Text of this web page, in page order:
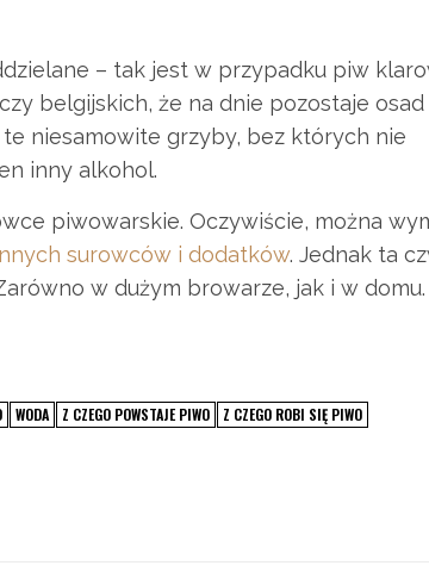
– tak jest w przypadku piw
belgijskich, że na dnie pozostaje osad
niesamowite grzyby, bez których nie
inny alkohol.
piwowarskie. Oczywiście, można
surowców i dodatków. Jednak ta
w dużym browarze, jak i w domu.
WODA Z CZEGO POWSTAJE PIWO
Z CZEGO ROBI SIĘ PIWO